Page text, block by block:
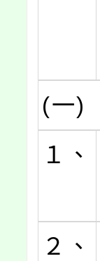
(一)
１、
２、